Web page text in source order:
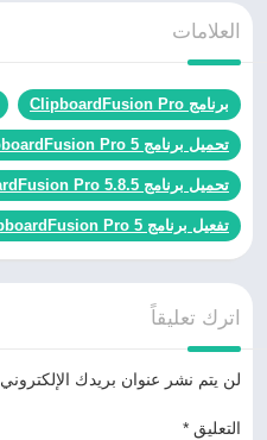
العلامات
برنامج ClipboardFusion Pro
تحميل برنامج ClipboardFusion Pro 5
تحميل برنامج ClipboardFusion Pro 5.8.5
تفعيل برنامج ClipboardFusion Pro 5
اترك تعليقاً
لن يتم نشر عنوان بريدك الإلكتروني.
التعليق *